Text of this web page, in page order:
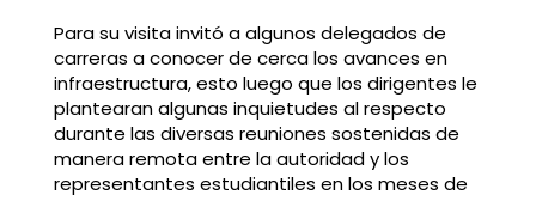
Para su visita invitó a algunos delegados de
carreras a conocer de cerca los avances en
infraestructura, esto luego que los dirigentes le
plantearan algunas inquietudes al respecto
durante las diversas reuniones sostenidas de
manera remota entre la autoridad y los
representantes estudiantiles en los meses de